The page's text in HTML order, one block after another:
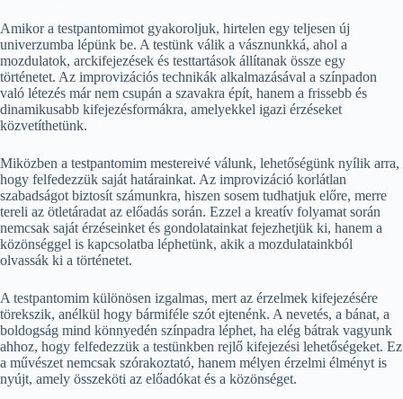
Amikor a testpantomimot gyakoroljuk, hirtelen egy teljesen új
univerzumba lépünk be. A testünk válik a vásznunkká, ahol a
mozdulatok, arckifejezések és testtartások állítanak össze egy
történetet. Az improvizációs technikák alkalmazásával a színpadon
való létezés már nem csupán a szavakra épít, hanem a frissebb és
dinamikusabb kifejezésformákra, amelyekkel igazi érzéseket
közvetíthetünk.
Miközben a testpantomim mestereivé válunk, lehetőségünk nyílik arra,
hogy felfedezzük saját határainkat. Az improvizáció korlátlan
szabadságot biztosít számunkra, hiszen sosem tudhatjuk előre, merre
tereli az ötletáradat az előadás során. Ezzel a kreatív folyamat során
nemcsak saját érzéseinket és gondolatainkat fejezhetjük ki, hanem a
közönséggel is kapcsolatba léphetünk, akik a mozdulatainkból
olvassák ki a történetet.
A testpantomim különösen izgalmas, mert az érzelmek kifejezésére
törekszik, anélkül hogy bármiféle szót ejtenénk. A nevetés, a bánat, a
boldogság mind könnyedén színpadra léphet, ha elég bátrak vagyunk
ahhoz, hogy felfedezzük a testünkben rejlő kifejezési lehetőségeket. Ez
a művészet nemcsak szórakoztató, hanem mélyen érzelmi élményt is
nyújt, amely összeköti az előadókat és a közönséget.